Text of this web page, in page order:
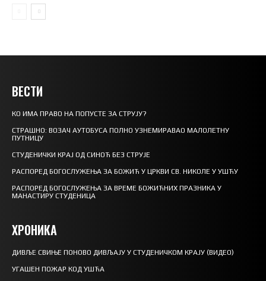
ВЕСТИ
КО ИМА ПРАВО НА ПОПУСТЕ ЗА СТРУЈУ?
СТРАШНО: ВОЗАЧ АУТОБУСА ПОЛНО УЗНЕМИРАВАО МАЛОЛЕТНУ
ПУТНИЦУ
СТУДЕНИЧКИ КРАЈ ОД СИНОЋ БЕЗ СТРУЈЕ
РАСПОРЕД БОГОСЛУЖЕЊА ЗА БОЖИЋ У ЦРКВИ СВ. НИКОЛЕ У УШЋУ
РАСПОРЕД БОГОСЛУЖЕЊА ЗА ВРЕМЕ БОЖИЋНИХ ПРАЗНИКА У
МАНАСТИРУ СТУДЕНИЦА
ХРОНИКА
ДИВЉЕ СВИЊЕ ПОНОВО ДИВЉАЈУ У СТУДЕНИЧКОМ КРАЈУ (ВИДЕО)
УГАШЕН ПОЖАР КОД УШЋА